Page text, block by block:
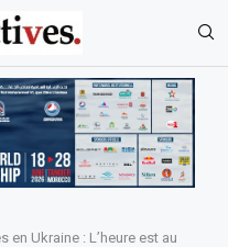
en Ukraine : L’heure est au